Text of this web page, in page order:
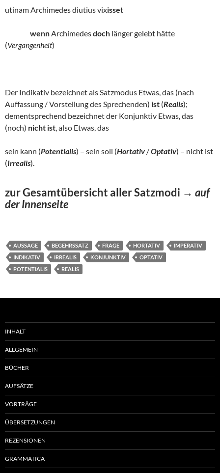
utinam Archimedes diutius vixisset
wennArchimedesdoch länger gelebt hätte
(Vergangenheit)
Der Indikativ bezeichnet als Satzmodus Etwas, das (nach
Auffassung / Vorstellung des Sprechenden) ist (Realis);
dementsprechend bezeichnet der Konjunktiv Etwas, das
(noch) nicht ist, also Etwas, das
sein kann (Potentialis) – sein soll (Hortativ /Optativ) – nicht ist
(Irrealis).
zur Gesamtübersicht aller Satzmodi → auf
der Innenseite
AUSSAGE BEGEHRSSATZ FRAGE HORTATIV
IMPERATIV
INDIKATIV
IRREALIS KONJUNKTIV
OPTATIV
POTENTIALIS
REALIS
INHALT
ALLGEMEIN
BÜCHER
AUFSÄTZE
VORTRÄGE
ÜBERSETZUNGEN
REZENSIONEN
GRAMMATICA